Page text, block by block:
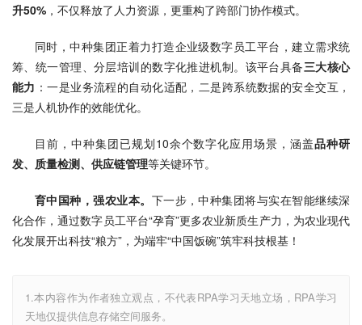
升50% ，不仅释放了人力资源，更重构了跨部门协作模式。
同时，中种集团正着力打造企业级数字员工平台，建立需求统
筹、统一管理、分层培训的数字化推进机制。该平台具备三大核心
能力 ：一是业务流程的自动化适配，二是跨系统数据的安全交互，
三是人机协作的效能优化。
目前，中种集团已规划10余个数字化应用场景，涵盖品种研
发、质量检测、供应链管理等关键环节。
育中国种，强农业本。 下一步，中种集团将与实在智能继续深
化合作，通过数字员工平台“孕育”更多农业新质生产力，为农业现代
化发展开出科技“粮方”，为端牢“中国饭碗”筑牢科技根基！
1.本内容作为作者独立观点，不代表RPA学习天地立场，RPA学习
天地仅提供信息存储空间服务。